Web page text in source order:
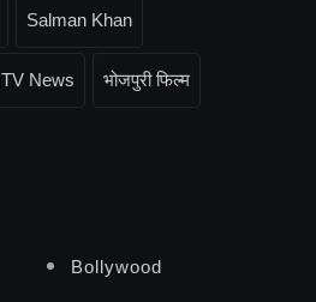
Salman Khan
TV News भोजपुरी फिल्म
Bollywood